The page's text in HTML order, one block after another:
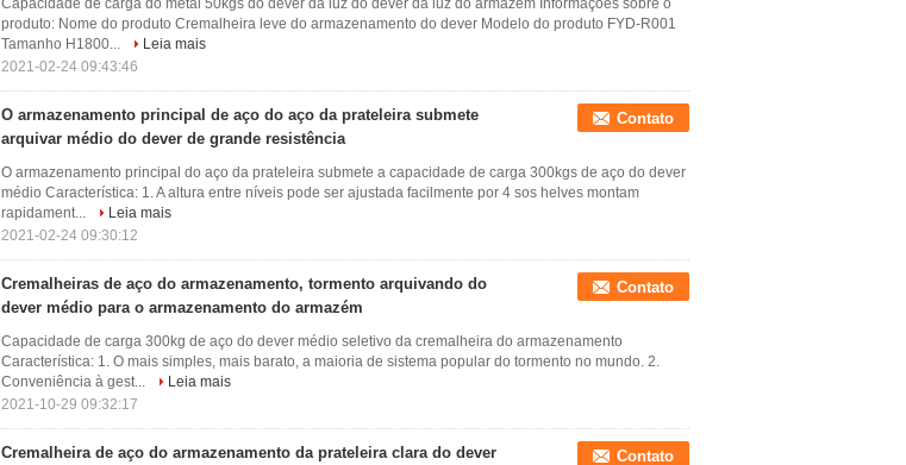
Capacidade de carga do metal 50kgs do dever da luz do dever da luz do armazém Informações sobre o
produto: Nome do produto Cremalheira leve do armazenamento do dever Modelo do produto FYD-R001
Tamanho H1800...
Leia mais
2021-02-24 09:43:46
O armazenamento principal de aço do aço da prateleira submete
arquivar médio do dever de grande resistência
Contato
O armazenamento principal do aço da prateleira submete a capacidade de carga 300kgs de aço do dever
médio Característica: 1. A altura entre níveis pode ser ajustada facilmente por 4 sos helves montam
rapidament...
Leia mais
2021-02-24 09:30:12
Cremalheiras de aço do armazenamento, tormento arquivando do
dever médio para o armazenamento do armazém
Contato
Capacidade de carga 300kg de aço do dever médio seletivo da cremalheira do armazenamento
Característica: 1. O mais simples, mais barato, a maioria de sistema popular do tormento no mundo. 2.
Conveniência à gest...
Leia mais
2021-10-29 09:32:17
Cremalheira de aço do armazenamento da prateleira clara do dever
Contato